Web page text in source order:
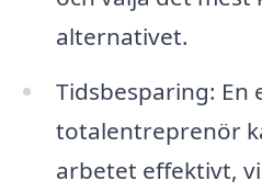
alternativet.
Tidsbesparing: En
totalentreprenör
arbetet effektivt,